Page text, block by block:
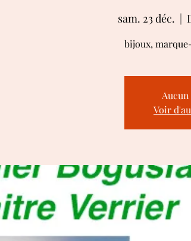
sam. 23 déc.
  |
bijoux,
Voir